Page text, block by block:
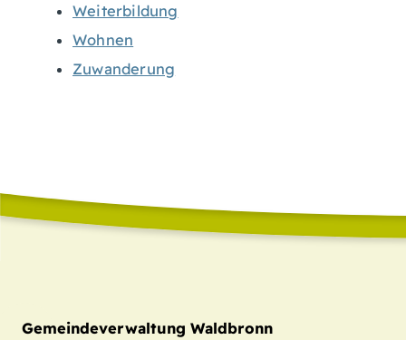
Weiterbildung
Wohnen
Zuwanderung
Gemeindeverwaltung Waldbronn